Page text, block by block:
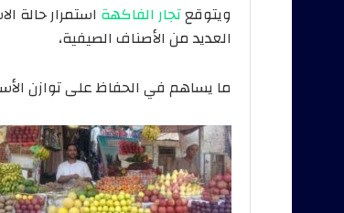
ويتوقعتجار الفاكهة استمرار حالة
العديد من الأصناف الصيفية،
ما يساهم في الحفاظ على توازن